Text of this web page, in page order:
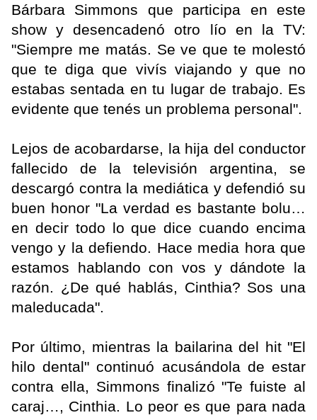
Bárbara Simmons que participa en este
show y desencadenó otro lío en la TV:
"Siempre me matás. Se ve que te molestó
que te diga que vivís viajando y que no
estabas sentada en tu lugar de trabajo. Es
evidente que tenés un problema personal".
Lejos de acobardarse, la hija del conductor
fallecido de la televisión argentina, se
descargó contra la mediática y defendió su
buen honor "La verdad es bastante bolu…
en decir todo lo que dice cuando encima
vengo y la defiendo. Hace media hora que
estamos hablando con vos y dándote la
razón. ¿De qué hablás, Cinthia? Sos una
maleducada".
Por último, mientras la bailarina del hit "El
hilo dental" continuó acusándola de estar
contra ella, Simmons finalizó "Te fuiste al
caraj…, Cinthia. Lo peor es que para nada